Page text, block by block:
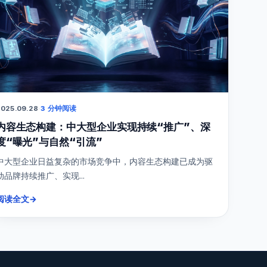
·3 分钟阅读
容生态构建：中大型企业实现持续“推广”、深
“曝光”与自然“引流”
大型企业日益复杂的市场竞争中，内容生态构建已成为驱
品牌持续推广、实现...
读全文→